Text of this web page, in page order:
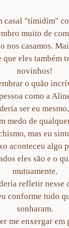
casal "tímidim"
muito de
nos casamos.
que eles também
novinhos!
o quão
como a
ser eu
medo de
mas eu
aconteceu algo
eles são e o
mutuamente.
refletir nesse
conforme tudo
sonharam.
me enxergar em